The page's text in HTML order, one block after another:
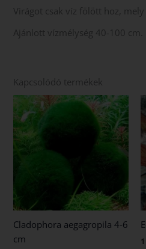
Virágot csak víz fölött hoz, mely
Ajánlott vízmélység 40-100 cm.
Kapcsolódó termékek
Cladophora aegagropila 4-6
cm